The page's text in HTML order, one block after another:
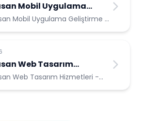
Mobil Uygulama
Mobil Uygulama Geliştirme -
Web Tasarım
Web Tasarım Hizmetleri -